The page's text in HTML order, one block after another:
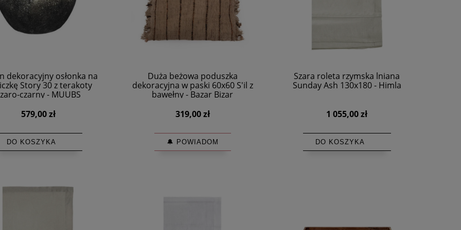
dekoracyjny osłonka na
Story 30 z terakoty
czarny - MUUBS
579,00 zł
DO KOSZYKA
Duża beżowa poduszka
dekoracyjna w paski 60x60 S'il z
bawełny - Bazar Bizar
319,00 zł
🔔 POWIADOM
Szara roleta rzymska lniana
Sunday Ash 130x180 - Himla
1 055,00 zł
DO KOSZYKA